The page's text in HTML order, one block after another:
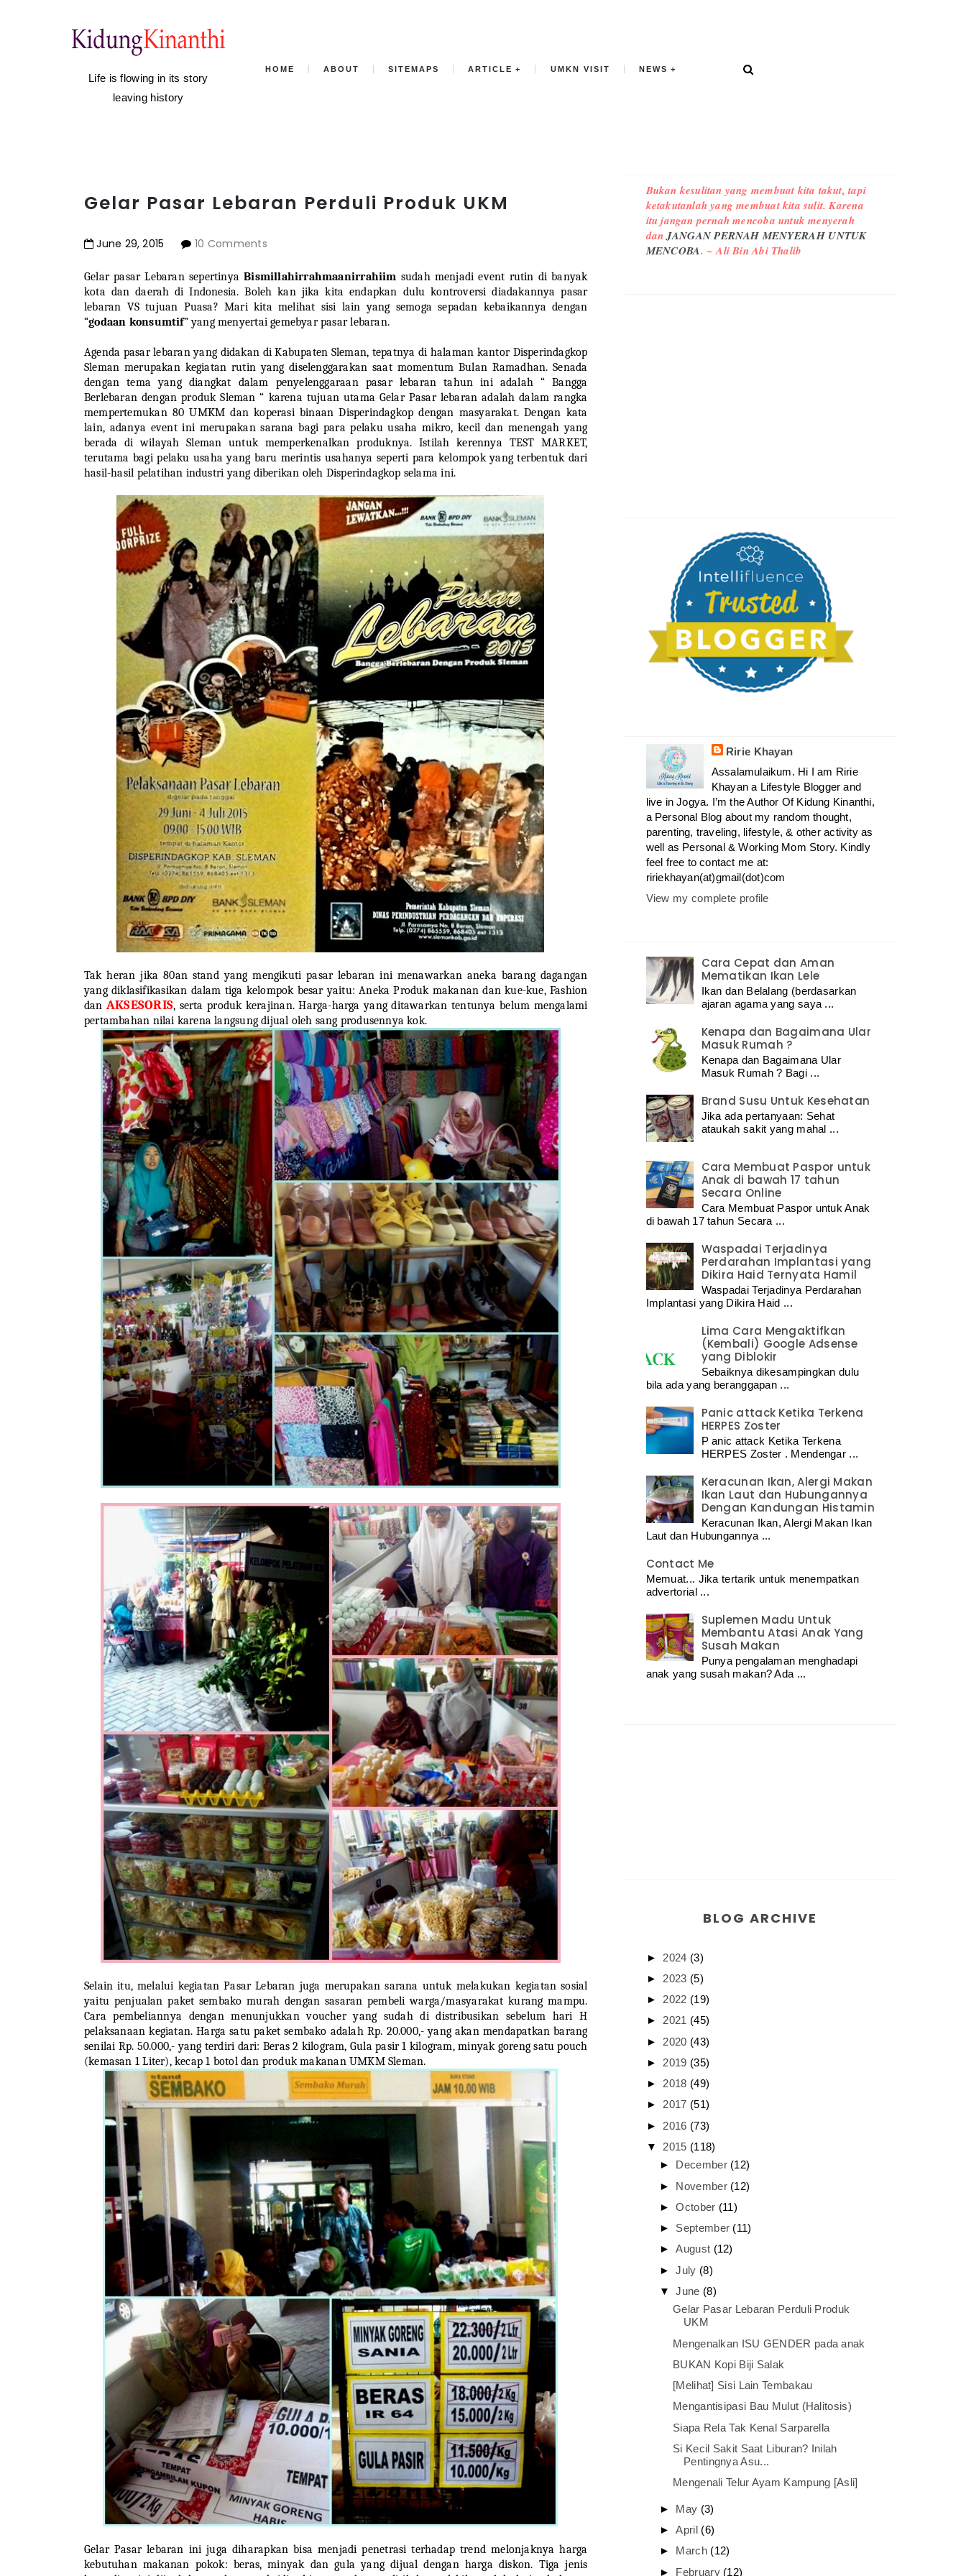
Life is flowing in its story
leaving history
HOME ABOUT SITEMAPS ARTICLE UMKN VISIT NEWS
Gelar Pasar Lebaran Perduli Produk UKM
June 29,2015 10 Comments
Gelar pasar Lebaran sepertinyaBismillahirrahmaanirrahiim sudah menjadi event rutin di banyak
kota dan daerah di Indonesia. Boleh kan jika kita endapkan dulu kontroversi diadakannya pasar
lebaran VS tujuan Puasa? Mari kita melihat sisi lain yang semoga sepadan kebaikannya dengan
“godaan konsumtif” yang menyertai gemebyar pasar lebaran.
Agenda pasar lebaran yang didakan di Kabupaten Sleman, tepatnya di halaman kantor Disperindagkop
Sleman merupakan kegiatan rutin yang diselenggarakan saat momentum Bulan Ramadhan. Senada
dengan tema yang diangkat dalam penyelenggaraan pasar lebaran tahun ini adalah “ Bangga
Berlebaran dengan produk Sleman “ karena tujuan utama Gelar Pasar lebaran adalah dalam rangka
mempertemukan 80 UMKM dan koperasi binaan Disperindagkop dengan masyarakat. Dengan kata
lain, adanya event ini merupakan sarana bagi para pelaku usaha mikro, kecil dan menengah yang
berada di wilayah Sleman untuk memperkenalkan produknya. Istilah kerennya TEST MARKET,
terutama bagi pelaku usaha yang baru merintis usahanya seperti para kelompok yang terbentuk dari
hasil-hasil pelatihan industri yang diberikan oleh Disperindagkop selama ini.
Tak heran jika 80an stand yang mengikuti pasar lebaran ini menawarkan aneka barang dagangan
yang diklasifikasikan dalam tiga kelompok besar yaitu: Aneka Produk makanan dan kue-kue, Fashion
danAKSESORIS, serta produk kerajinan. Harga-harga yang ditawarkan tentunya belum mengalami
pertambahan nilai karena langsung dijual oleh sang produsennya kok.
Selain itu, melalui kegiatan Pasar Lebaran juga merupakan sarana untuk melakukan kegiatan sosial
yaitu penjualan paket sembako murah dengan sasaran pembeli warga/masyarakat kurang mampu.
Cara pembeliannya dengan menunjukkan voucher yang sudah di distribusikan sebelum hari H
pelaksanaan kegiatan. Harga satu paket sembako adalah Rp. 20.000,- yang akan mendapatkan barang
senilai Rp. 50.000,- yang terdiri dari: Beras 2 kilogram, Gula pasir 1 kilogram, minyak goreng satu pouch
(kemasan 1 Liter), kecap 1 botol dan produk makanan UMKM Sleman.
Gelar Pasar lebaran ini juga diharapkan bisa menjadi penetrasi terhadap trend melonjaknya harga
kebutuhan makanan pokok: beras, minyak dan gula yang dijual dengan harga diskon. Tiga jenis
Bukan kesulitan yang membuat kita takut, tapi
ketakutanlah yang membuat kita sulit. Karena
itu jangan pernah mencoba untuk menyerah
danJANGAN PERNAH MENYERAH UNTUK
MENCOBA. ~ Ali Bin Abi Thalib
Ririe Khayan
Assalamulaikum. Hi I am Ririe
Khayan a Lifestyle Blogger and
live in Jogya. I’m the Author Of Kidung Kinanthi,
a Personal Blog about my random thought,
parenting, traveling, lifestyle, & other activity as
well as Personal & Working Mom Story. Kindly
feel free to contact me at:
ririekhayan(at)gmail(dot)com
View my complete profile
Cara Cepat dan Aman
Mematikan Ikan Lele
Ikan dan Belalang (berdasarkan
ajaran agama yang saya ...
Kenapa dan Bagaimana Ular
Masuk Rumah ?
Kenapa dan Bagaimana Ular
Masuk Rumah ? Bagi ...
Brand Susu Untuk Kesehatan
Jika ada pertanyaan: Sehat
ataukah sakit yang mahal ...
Cara Membuat Paspor untuk
Anak di bawah 17 tahun
Secara Online
Cara Membuat Paspor untuk Anak
di bawah 17 tahun Secara ...
Waspadai Terjadinya
Perdarahan Implantasi yang
Dikira Haid Ternyata Hamil
Waspadai Terjadinya Perdarahan
Implantasi yang Dikira Haid ...
Lima Cara Mengaktifkan
(Kembali) Google Adsense
yang Diblokir
Sebaiknya dikesampingkan dulu
bila ada yang beranggapan ...
Panic attack Ketika Terkena
HERPES Zoster
P anic attack Ketika Terkena
HERPES Zoster . Mendengar ...
Keracunan Ikan, Alergi Makan
Ikan Laut dan Hubungannya
Dengan Kandungan Histamin
Keracunan Ikan, Alergi Makan Ikan
Laut dan Hubungannya ...
Contact Me
Memuat... Jika tertarik untuk menempatkan
advertorial ...
Suplemen Madu Untuk
Membantu Atasi Anak Yang
Susah Makan
Punya pengalaman menghadapi
anak yang susah makan? Ada ...
BLOG ARCHIVE
► 2024 (3)
► 2023 (5)
► 2022 (19)
►2021 (45)
► 2020 (43)
► 2019 (35)
► 2018 (49)
►2017 (51)
► 2016 (73)
▼ 2015 (118)
► December (12)
► November (12)
►October (11)
► September (11)
►August (12)
►July (8)
▼June (8)
Gelar Pasar Lebaran Perduli Produk
UKM
Mengenalkan ISU GENDER pada anak
BUKAN Kopi Biji Salak
[Melihat] Sisi Lain Tembakau
Mengantisipasi Bau Mulut (Halitosis)
Siapa Rela Tak Kenal Sarparella
Si Kecil Sakit Saat Liburan? Inilah
Pentingnya Asu...
Mengenali Telur Ayam Kampung [Asli]
► May (3)
►April (6)
► March (12)
► February (12)